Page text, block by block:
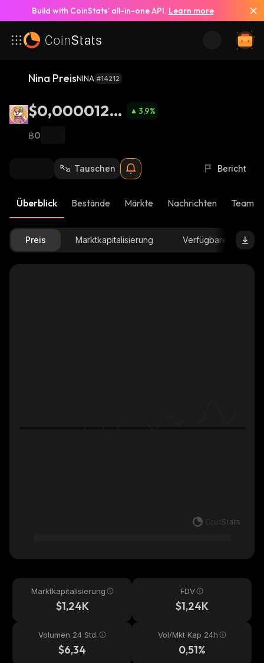
Build with CoinStats’ all-in-one API. Learn more
Nina PreisNINA #14212
$0,0000124
4
3,9%
฿0
Tauschen Bericht
Überblick Bestände Märkte Nachrichten Team-
Preis Marktkapitalisierung Verfügbare Menge
Marktkapitalisierung
$1,24K
FDV
$1,24K
Volumen 24 Std.
$6,34
Vol/Mkt Kap 24h
0,51%